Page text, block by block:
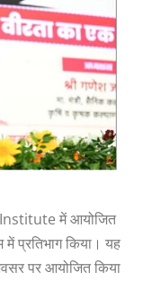
में आयोजित
में प्रतिभाग किया। यह
पर आयोजित किया